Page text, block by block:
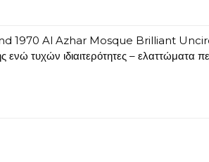
1970 Al Azhar Mosque Brilliant
ενώ τυχών ιδιαιτερότητες –